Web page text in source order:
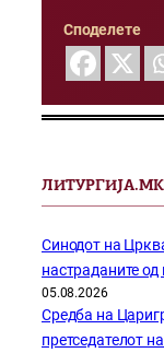
Споделете
ЛИТУРГИЈА.МК
Синодот на
настраданите
05.08.2026
Средба на
претседателот